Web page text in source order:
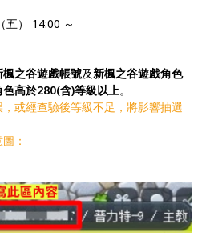
五） 14:00 ～
楓之谷遊戲帳號及新楓之谷遊戲角色
高於280(含)等級以上。
或經查驗後等級不足，將影響抽選
：